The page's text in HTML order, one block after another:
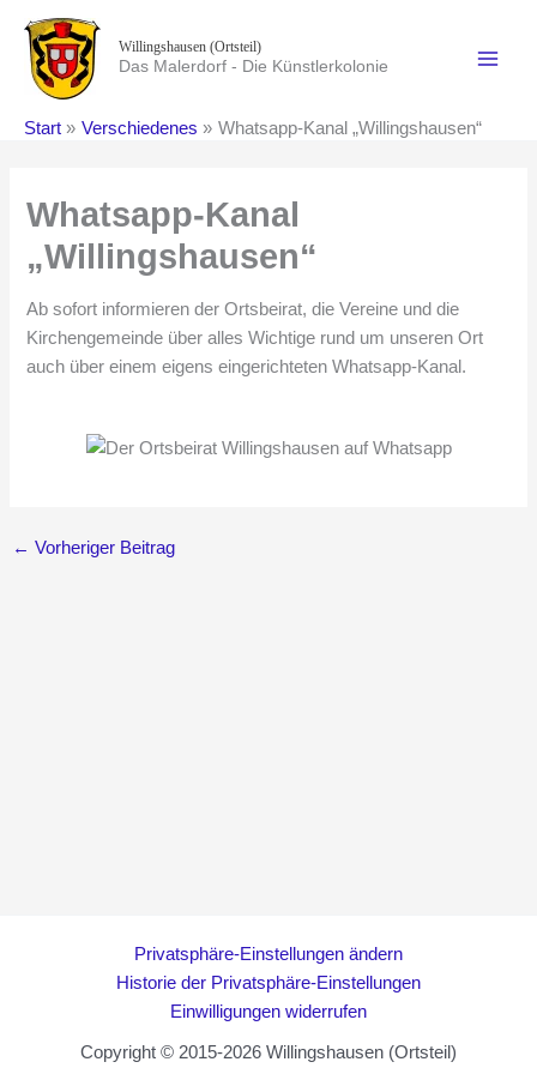
Inhalt
springen
Willingshausen (Ortsteil)
Das Malerdorf - Die Künstlerkolonie
Start Verschiedenes Whatsapp-Kanal „Willingshausen“
Whatsapp-Kanal
„Willingshausen“
Ab sofort informieren der Ortsbeirat, die Vereine und die
Kirchengemeinde über alles Wichtige rund um unseren Ort
auch über einem eigens eingerichteten Whatsapp-Kanal.
← Vorheriger Beitrag
Privatsphäre-Einstellungen ändern
Historie der Privatsphäre-Einstellungen
Einwilligungen widerrufen
Copyright © 2015-2026 Willingshausen (Ortsteil)